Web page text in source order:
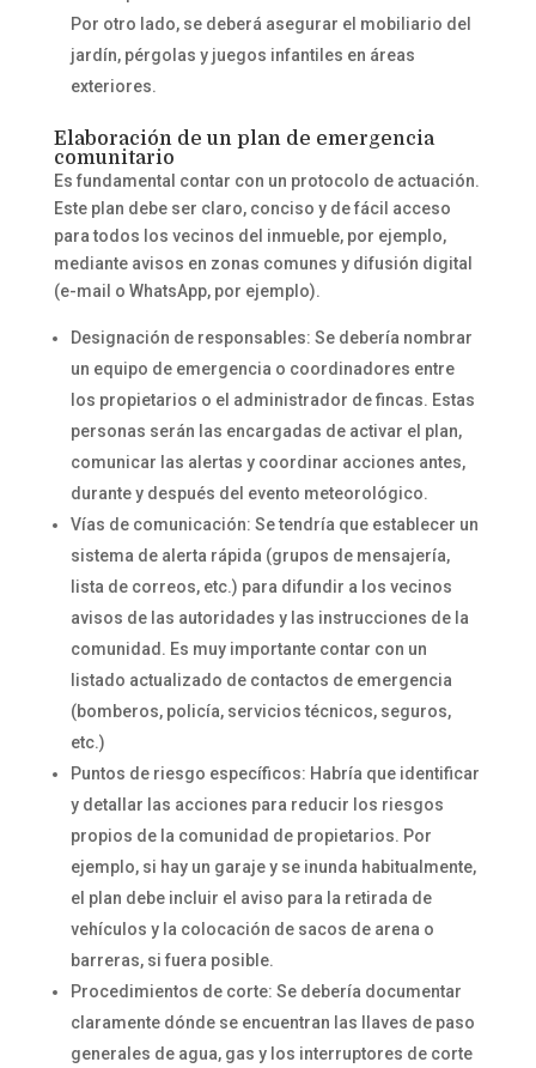
Por otro lado, se deberá asegurar el mobiliario del
jardín, pérgolas y juegos infantiles en áreas
exteriores.
Elaboración de un plan de emergencia
comunitario
Es fundamental contar con un protocolo de actuación.
Este plan debe ser claro, conciso y de fácil acceso
para todos los vecinos del inmueble, por ejemplo,
mediante avisos en zonas comunes y difusión digital
(e-mail o WhatsApp, por ejemplo).
Designación de responsables: Se debería nombrar
un equipo de emergencia o coordinadores entre
los propietarios o el administrador de fincas. Estas
personas serán las encargadas de activar el plan,
comunicar las alertas y coordinar acciones antes,
durante y después del evento meteorológico.
Vías de comunicación: Se tendría que establecer un
sistema de alerta rápida (grupos de mensajería,
lista de correos, etc.) para difundir a los vecinos
avisos de las autoridades y las instrucciones de la
comunidad. Es muy importante contar con un
listado actualizado de contactos de emergencia
(bomberos, policía, servicios técnicos, seguros,
etc.)
Puntos de riesgo específicos: Habría que identificar
y detallar las acciones para reducir los riesgos
propios de la comunidad de propietarios. Por
ejemplo, si hay un garaje y se inunda habitualmente,
el plan debe incluir el aviso para la retirada de
vehículos y la colocación de sacos de arena o
barreras, si fuera posible.
Procedimientos de corte: Se debería documentar
claramente dónde se encuentran las llaves de paso
generales de agua, gas y los interruptores de corte